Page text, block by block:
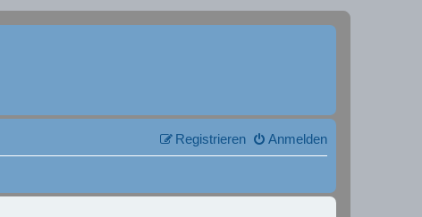
Anmelden
Registrieren